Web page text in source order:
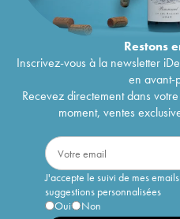
Restons
Inscrivez-vous à la newsletter
en avant-
Recevez directement dans
moment, ventes
J'accepte le suivi de mes
suggestions personnalisées
Oui
Non